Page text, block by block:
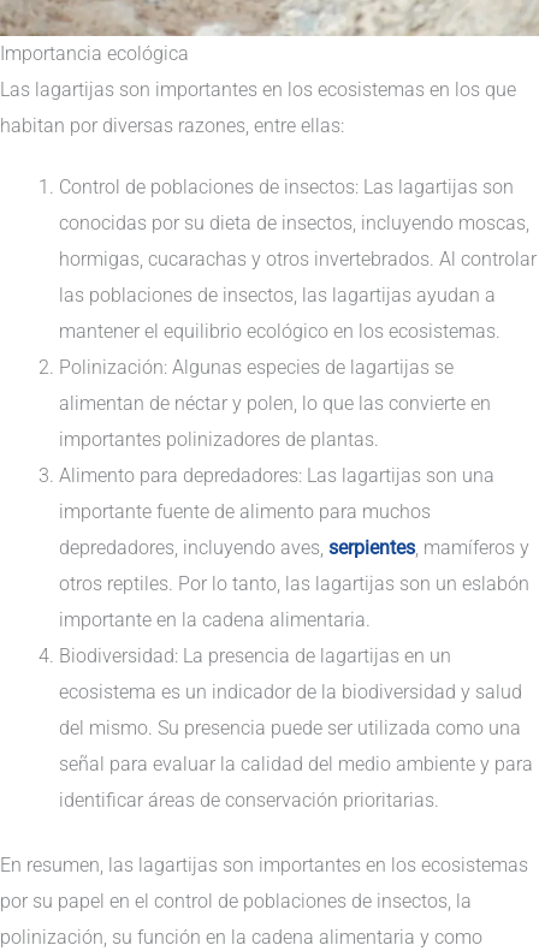
Importancia ecológica
Las lagartijas son importantes en los ecosistemas en los que
habitan por diversas razones, entre ellas:
Control de poblaciones de insectos: Las lagartijas son
conocidas por su dieta de insectos, incluyendo moscas,
hormigas, cucarachas y otros invertebrados. Al controlar
las poblaciones de insectos, las lagartijas ayudan a
mantener el equilibrio ecológico en los ecosistemas.
Polinización: Algunas especies de lagartijas se
alimentan de néctar y polen, lo que las convierte en
importantes polinizadores de plantas.
Alimento para depredadores: Las lagartijas son una
importante fuente de alimento para muchos
depredadores, incluyendo aves,serpientes , mamíferos y
otros reptiles. Por lo tanto, las lagartijas son un eslabón
importante en la cadena alimentaria.
Biodiversidad: La presencia de lagartijas en un
ecosistema es un indicador de la biodiversidad y salud
del mismo. Su presencia puede ser utilizada como una
señal para evaluar la calidad del medio ambiente y para
identificar áreas de conservación prioritarias.
En resumen, las lagartijas son importantes en los ecosistemas
por su papel en el control de poblaciones de insectos, la
polinización, su función en la cadena alimentaria y como